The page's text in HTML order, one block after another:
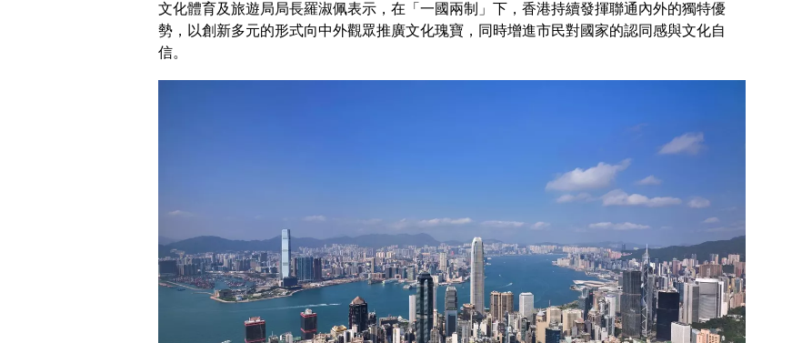
文化體育及旅遊局局長羅淑佩表示，在「一國兩制」下，香港持續發揮聯通內外的獨特優
勢，以創新多元的形式向中外觀眾推廣文化瑰寶，同時增進市民對國家的認同感與文化自
信。